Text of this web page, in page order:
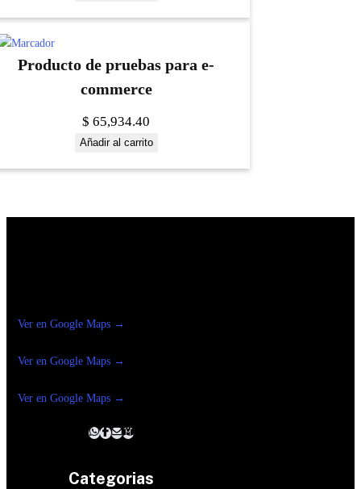
Producto de pruebas para e-
commerce
$ 65,934.40
Añadir al carrito
Ver en Google Maps →
Ver en Google Maps →
Ver en Google Maps →
Categorias